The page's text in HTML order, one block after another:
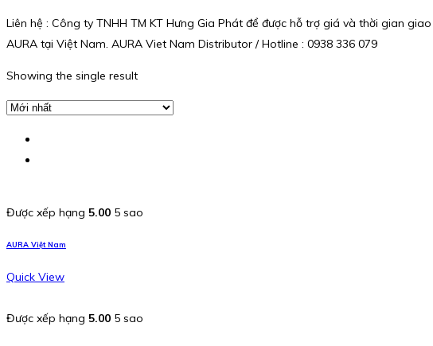
Liên hệ : Công ty TNHH TM KT Hưng Gia Phát để được hỗ trợ giá và thời gian
AURA tại Việt Nam. AURA Viet Nam Distributor / Hotline : 0938 336 079
Showing the single result
Được xếp hạng 5.00 5 sao
AURA Việt Nam
Quick View
Được xếp hạng 5.00 5 sao